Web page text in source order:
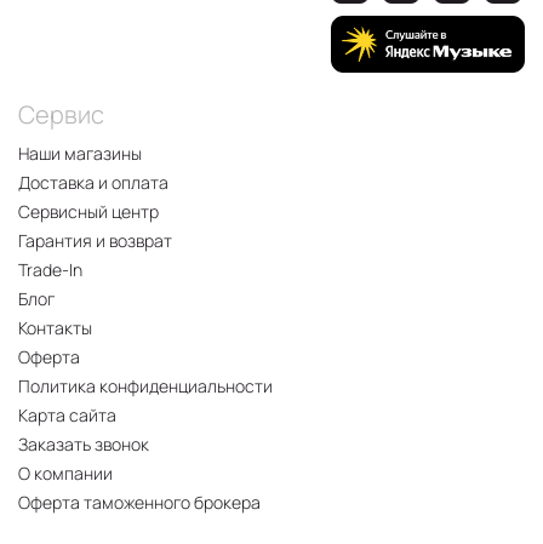
Сервис
Наши магазины
Доставка и оплата
Сервисный центр
Гарантия и возврат
Trade-In
Блог
Контакты
Оферта
Политика конфиденциальности
Карта сайта
Заказать звонок
О компании
Оферта таможенного брокера